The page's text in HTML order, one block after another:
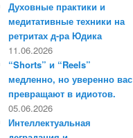
Духовные практики и
медитативные техники на
ретритах д-ра Юдика
11.06.2026
“Shorts” и “Reels”
медленно, но уверенно вас
превращают в идиотов.
05.06.2026
Интеллектуальная